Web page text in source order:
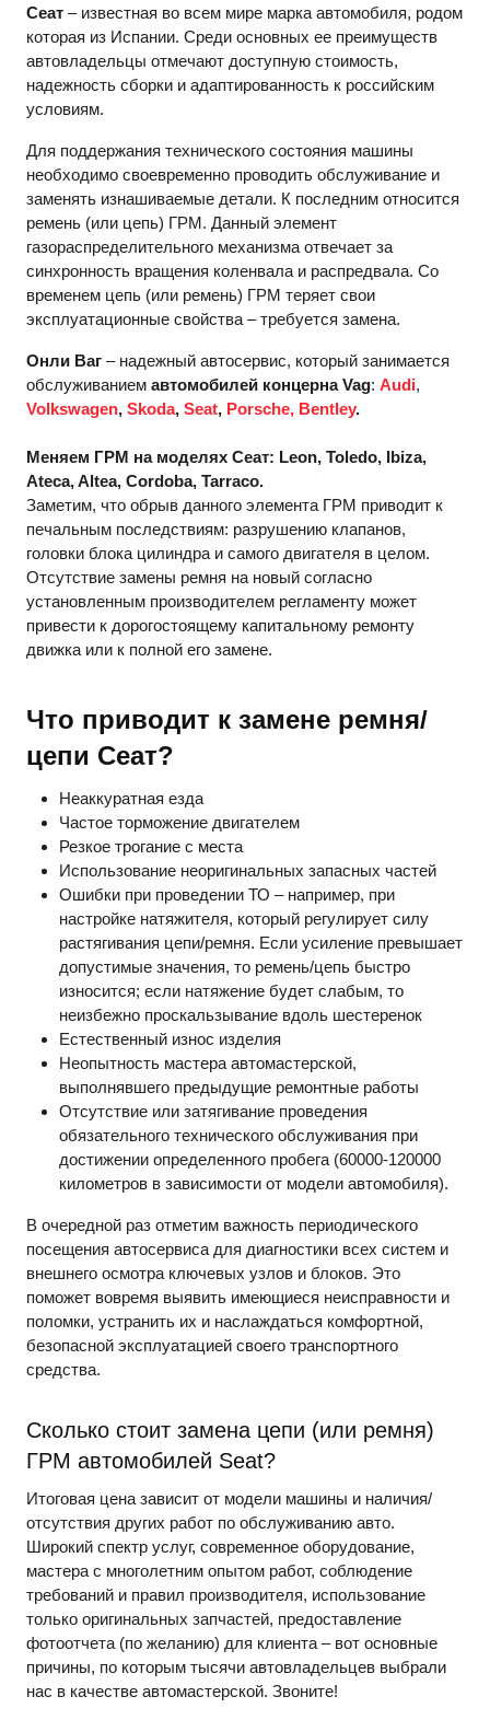
Сеат – известная во всем мире марка автомобиля, родом
которая из Испании. Среди основных ее преимуществ
автовладельцы отмечают доступную стоимость,
надежность сборки и адаптированность к российским
условиям.
Для поддержания технического состояния машины
необходимо своевременно проводить обслуживание и
заменять изнашиваемые детали. К последним относится
ремень (или цепь) ГРМ. Данный элемент
газораспределительного механизма отвечает за
синхронность вращения коленвала и распредвала. Со
временем цепь (или ремень) ГРМ теряет свои
эксплуатационные свойства – требуется замена.
Онли Ваг – надежный автосервис, который занимается
обслуживанием автомобилей концерна Vag: Audi,
Volkswagen, Skoda, Seat, Porsche, Bentley.
Меняем ГРМ на моделях Сеат: Leon, Toledo, Ibiza,
Ateca, Altea, Cordoba, Tarraco.
Заметим, что обрыв данного элемента ГРМ приводит к
печальным последствиям: разрушению клапанов,
головки блока цилиндра и самого двигателя в целом.
Отсутствие замены ремня на новый согласно
установленным производителем регламенту может
привести к дорогостоящему капитальному ремонту
движка или к полной его замене.
Что приводит к замене ремня/
цепи Сеат?
Неаккуратная езда
Частое торможение двигателем
Резкое трогание с места
Использование неоригинальных запасных частей
Ошибки при проведении ТО – например, при
настройке натяжителя, который регулирует силу
растягивания цепи/ремня. Если усиление превышает
допустимые значения, то ремень/цепь быстро
износится; если натяжение будет слабым, то
неизбежно проскальзывание вдоль шестеренок
Естественный износ изделия
Неопытность мастера автомастерской,
выполнявшего предыдущие ремонтные работы
Отсутствие или затягивание проведения
обязательного технического обслуживания при
достижении определенного пробега (60000-120000
километров в зависимости от модели автомобиля).
В очередной раз отметим важность периодического
посещения автосервиса для диагностики всех систем и
внешнего осмотра ключевых узлов и блоков. Это
поможет вовремя выявить имеющиеся неисправности и
поломки, устранить их и наслаждаться комфортной,
безопасной эксплуатацией своего транспортного
средства.
Сколько стоит замена цепи (или ремня)
ГРМ автомобилей Seat?
Итоговая цена зависит от модели машины и наличия/
отсутствия других работ по обслуживанию авто.
Широкий спектр услуг, современное оборудование,
мастера с многолетним опытом работ, соблюдение
требований и правил производителя, использование
только оригинальных запчастей, предоставление
фотоотчета (по желанию) для клиента – вот основные
причины, по которым тысячи автовладельцев выбрали
нас в качестве автомастерской. Звоните!